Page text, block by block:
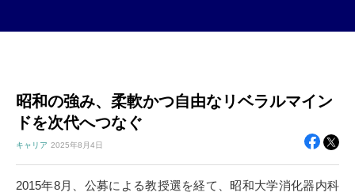
昭和の強み、柔軟かつ自由なリベラルマイン
ドを次代へつなぐ
キャリア 2025年8月4日
2015年8月、公募による教授選を経て、昭和大学消化器内科